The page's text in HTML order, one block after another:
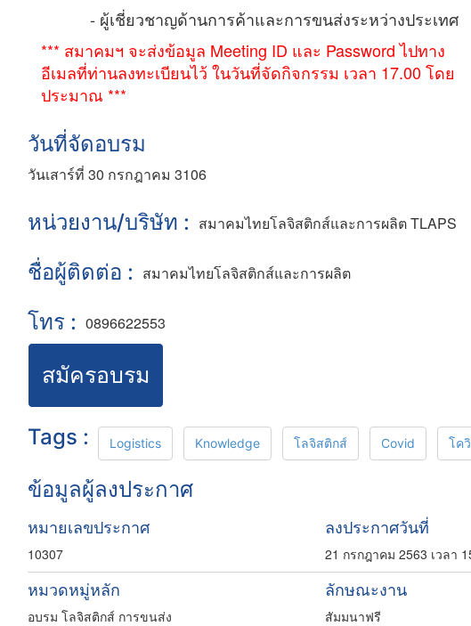
- ผู้เชี่ยวชาญด้านการค้าและการขนส่งระหว่างประเทศ
*** สมาคมฯ จะส่งข้อมูล Meeting ID และ Password ไปทาง
อีเมลที่ท่านลงทะเบียนไว้ ในวันที่จัดกิจกรรม เวลา 17.00 โดย
ประมาณ ***
วันที่จัดอบรม
วันเสาร์ที่ 30 กรกฎาคม 3106
หน่วยงาน/บริษัท : สมาคมไทยโลจิสติกส์และการผลิต TLAPS
ชื่อผู้ติดต่อ : สมาคมไทยโลจิสติกส์และการผลิต
โทร : 0896622553
สมัครอบรม
Tags : Logistics Knowledge โลจิสติกส์ Covid โค
ข้อมูลผู้ลงประกาศ
หมายเลขประกาศ
10307
ลงประกาศวันที่
21 กรกฎาคม 2563 เวลา
หมวดหมู่หลัก
อบรม โลจิสติกส์ การขนส่ง
ลักษณะงาน
สัมมนาฟรี